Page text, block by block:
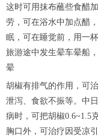
这时可用抹布蘸些食醋
劳，可在浴水中加点醋
眠，可在睡觉前，用一
旅游途中发生晕车晕船
晕
胡椒有排气的作用，可
泄泻、食欲不振等。中
病时，可把胡椒0.6~1.5
胸口外，可治疗因受凉